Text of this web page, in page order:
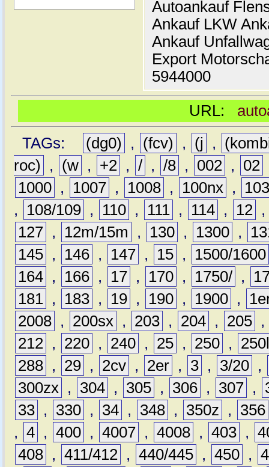
Autoankauf
Ankauf LKW
Ankauf
Export
5944000
URL:
TAGs:
(dg0) , (fcv) , (j ,
roc)
, (w , +2 , / , /8 , 002 , 02
1000 , 1007 , 1008 , 100nx ,
,
108/109 , 110 , 111 , 114 , 12
127 , 12m/15m , 130 , 1300 ,
145 , 146 , 147 , 15 ,
1500/1600
164 , 166 , 17 , 170 , 1750/ ,
181 , 183 , 19 , 190 , 1900 ,
2008 , 200sx , 203 , 204 , 205 ,
212 , 220 , 240 , 25 , 250 ,
288 , 29 , 2cv , 2er , 3 , 3/20 ,
300zx , 304 , 305 , 306 , 307 ,
33 , 330 , 34 , 348 , 350z ,
356
, 4 , 400 , 4007 , 4008 , 403 ,
408 , 411/412 , 440/445 , 450 ,